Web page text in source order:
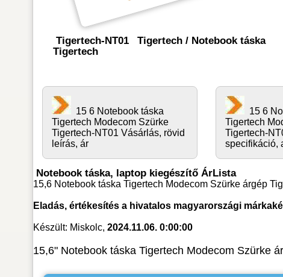
Tigertech-NT01 Tigertech/ Notebook táska
Tigertech
15 6 Notebook táska
Tigertech Modecom Szürke
Tigertech-NT01 Vásárlás, rövid
leírás, ár
15 6
Tigertech
Tigertech-
specifikáció,
Notebook táska, laptop kiegészítő ÁrLista
15,6 Notebook táska Tigertech Modecom Szürke árgép
Eladás, értékesítés a hivatalos magyarországi
Készült: Miskolc, 2024.11.06. 0:00:00
15,6" Notebook táska Tigertech Modecom Szürke